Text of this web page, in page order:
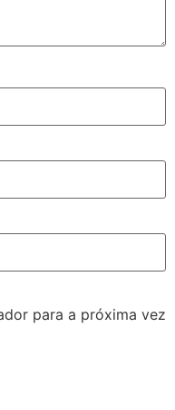
para a próxima vez